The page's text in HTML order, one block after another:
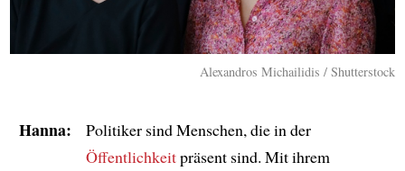
Alexandros Michailidis / Shutterstock
Hanna:
Politiker sind Menschen, die in der
Öffentlichkeitpräsent sind. Mit ihrem